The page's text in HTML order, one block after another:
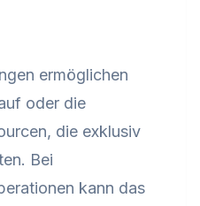
ermöglichen
oder die
die exklusiv
Bei
kann das